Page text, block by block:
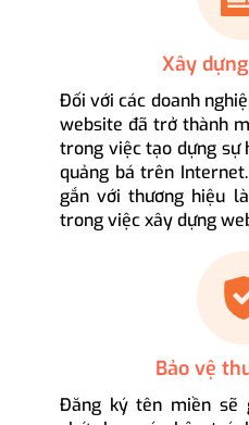
Xây
Đối với các doanh
website đã trở thành
trong việc tạo dựng sự
quảng bá trên
gắn với thương hiệu
trong việc xây dựng
Bảo vệ
Đăng ký tên miền sẽ